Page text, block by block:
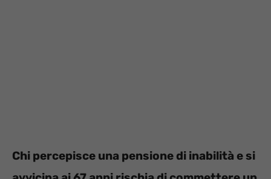
Chi percepisce una pensione di inabilità e si